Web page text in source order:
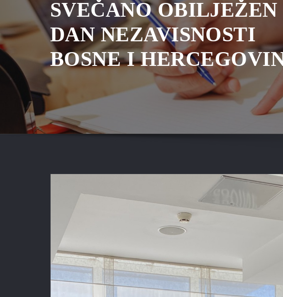
SVEČANO OBILJEŽEN
DAN NEZAVISNOSTI
BOSNE I